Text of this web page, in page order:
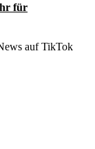
für
auf TikTok